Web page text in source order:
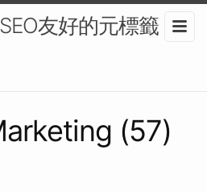
友好的元標籤？-
(57)